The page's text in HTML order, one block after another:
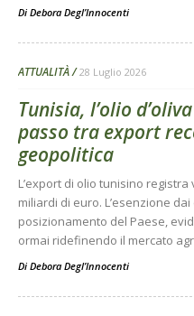
Di Debora Degl’Innocenti
ATTUALITÀ 28 Luglio 2026
Tunisia, l’olio
passo tra export
geopolitica
L’export di olio tunisino
miliardi di euro. L’esenzione
posizionamento del Paese,
ormai ridefinendo il mercato
Di Debora Degl’Innocenti